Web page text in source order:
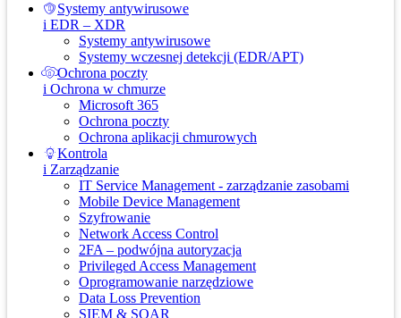
Systemy antywirusowe
i EDR – XDR
Systemy antywirusowe
Systemy wczesnej detekcji (EDR/APT)
Ochrona poczty
i Ochrona w chmurze
Microsoft 365
Ochrona poczty
Ochrona aplikacji chmurowych
Kontrola
i Zarządzanie
IT Service Management - zarządzanie zasobami
Mobile Device Management
Szyfrowanie
Network Access Control
2FA – podwójna autoryzacja
Privileged Access Management
Oprogramowanie narzędziowe
Data Loss Prevention
SIEM & SOAR